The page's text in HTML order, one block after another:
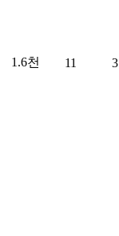
1.6천 11 3